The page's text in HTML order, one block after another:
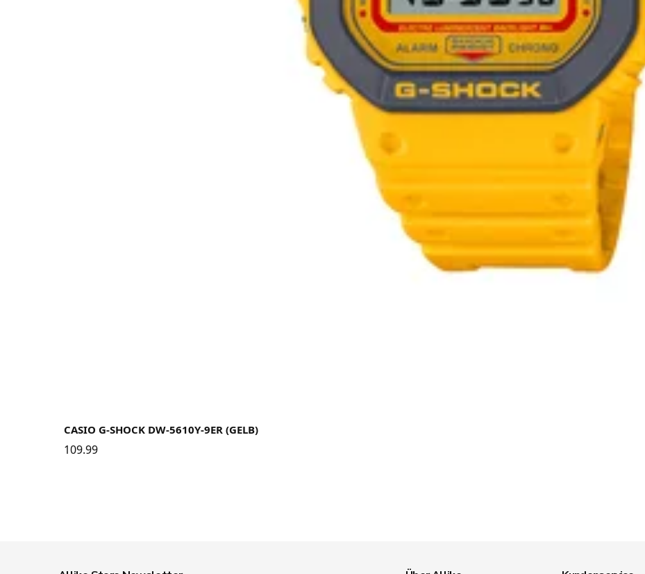
CASIO G-SHOCK DW-5610Y-9ER (GELB)
109.99